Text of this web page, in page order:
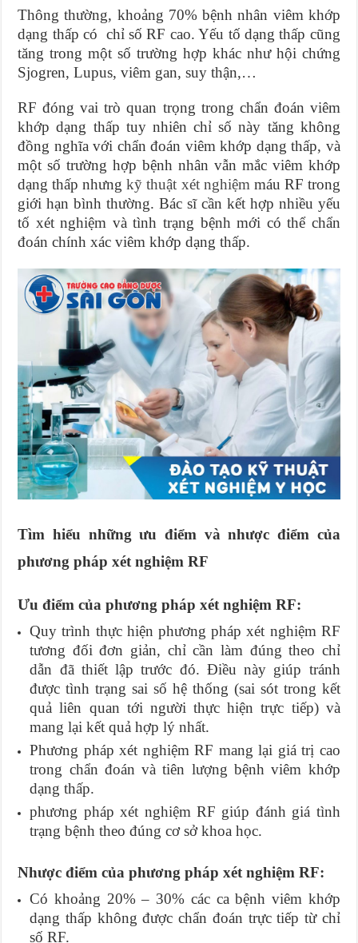
Thông thường, khoảng 70% bệnh nhân viêm khớp
dạng thấp có chỉ số RF cao. Yếu tố dạng thấp cũng
tăng trong một số trường hợp khác như hội chứng
Sjogren, Lupus, viêm gan, suy thận,…
RF đóng vai trò quan trọng trong chẩn đoán viêm
khớp dạng thấp tuy nhiên chỉ số này tăng không
đồng nghĩa với chẩn đoán viêm khớp dạng thấp, và
một số trường hợp bệnh nhân vẫn mắc viêm khớp
dạng thấp nhưngkỹ thuật xét nghiệm máu RF trong
giới hạn bình thường. Bác sĩ cần kết hợp nhiều yếu
tố xét nghiệm và tình trạng bệnh mới có thể chẩn
đoán chính xác viêm khớp dạng thấp.
Tìm hiểu những ưu điểm và nhược điểm của
phương pháp xét nghiệm RF
Ưu điểm của phương pháp xét nghiệm RF:
Quy trình thực hiện phương pháp xét nghiệm RF
tương đối đơn giản, chỉ cần làm đúng theo chỉ
dẫn đã thiết lập trước đó. Điều này giúp tránh
được tình trạng sai số hệ thống (sai sót trong kết
quả liên quan tới người thực hiện trực tiếp) và
mang lại kết quả hợp lý nhất.
Phương pháp xét nghiệm RF mang lại giá trị cao
trong chẩn đoán và tiên lượng bệnh viêm khớp
dạng thấp.
phương pháp xét nghiệm RF giúp đánh giá tình
trạng bệnh theo đúng cơ sở khoa học.
Nhược điểm của phương pháp xét nghiệm RF:
Có khoảng 20% – 30% các ca bệnh viêm khớp
dạng thấp không được chẩn đoán trực tiếp từ chỉ
số RF.